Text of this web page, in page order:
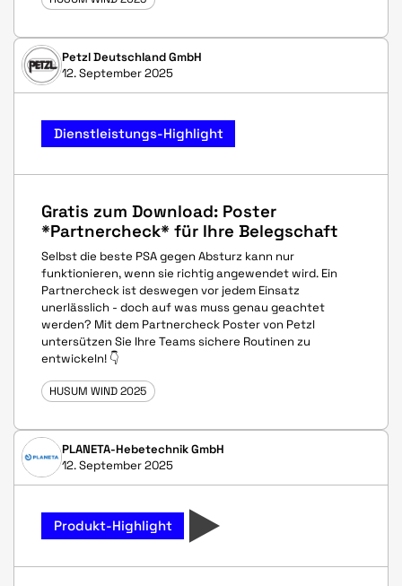
Petzl Deutschland GmbH
12. September 2025
Dienstleistungs-Highlight
Gratis zum Download: Poster
*Partnercheck* für Ihre Belegschaft
Selbst die beste PSA gegen Absturz kann nur
funktionieren, wenn sie richtig angewendet wird. Ein
Partnercheck ist deswegen vor jedem Einsatz
unerlässlich - doch auf was muss genau geachtet
werden? Mit dem Partnercheck Poster von Petzl
untersützen Sie Ihre Teams sichere Routinen zu
entwickeln! 👇
HUSUM WIND 2025
PLANETA-Hebetechnik GmbH
12. September 2025
Produkt-Highlight